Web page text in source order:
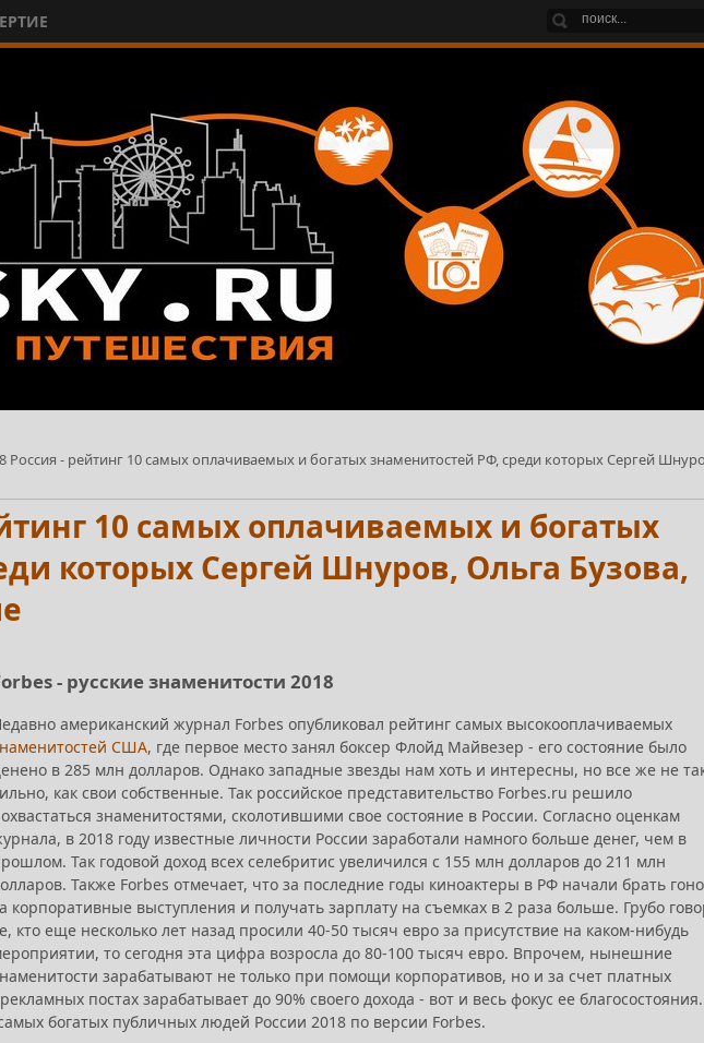
Россия - рейтинг 10 самых оплачиваемых и богатых знаменитостей РФ, среди которых Сергей
10 самых оплачиваемых и богатых
которых Сергей Шнуров, Ольга Бузова,
- русские знаменитости 2018
американский журнал Forbes опубликовал рейтинг самых высокооплачиваемых
США, где первое место занял боксер Флойд Майвезер - его состояние было
в 285 млн долларов. Однако западные звезды нам хоть и интересны, но все же не
как свои собственные. Так российское представительство Forbes.ru решило
знаменитостями, сколотившими свое состояние в России. Согласно оценкам
в 2018 году известные личности России заработали намного больше денег, чем в
Так годовой доход всех селебритис увеличился с 155 млн долларов до 211 млн
Также Forbes отмечает, что за последние годы киноактеры в РФ начали брать
корпоративные выступления и получать зарплату на съемках в 2 раза больше. Грубо
кто еще несколько лет назад просили 40-50 тысяч евро за присутствие на каком-нибудь
то сегодня эта цифра возросла до 80-100 тысяч евро. Впрочем, нынешние
зарабатывают не только при помощи корпоративов, но и за счет платных
постах зарабатывает до 90% своего дохода - вот и весь фокус ее
богатых публичных людей России 2018 по версии Forbes.